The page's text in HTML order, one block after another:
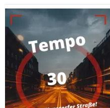
Infoabend:
Cycling
Cities
und
Tempo
30
auf
der
Wunstorfer
Straße